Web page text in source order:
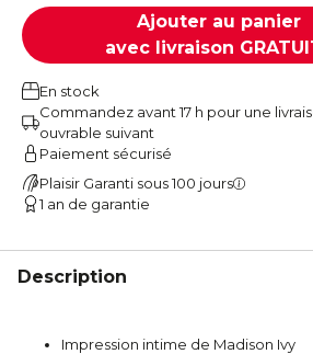
Ajouter au panier
avec livraison
En stock
Commandez avant 17 h pour une
ouvrable suivant
Paiement sécurisé
Plaisir Garanti sous 100 jours
1 an de garantie
Description
Impression intime de Madison Ivy